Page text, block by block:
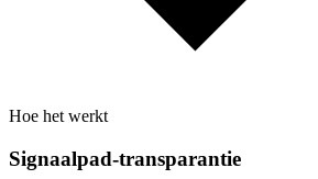
Hoe het werkt
Signaalpad-transparantie